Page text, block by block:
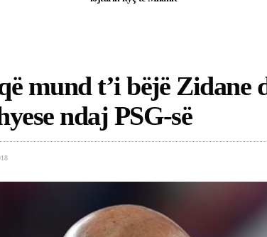
mund t’i bëjë Zidane
ndaj PSG-së